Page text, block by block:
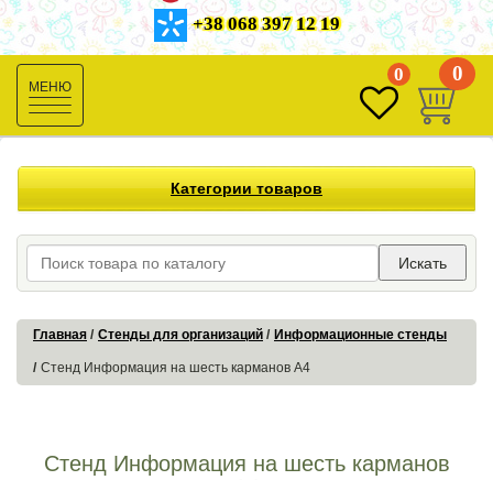
+38 068 397 12 19
Toggle
navigation
0 0
Категории товаров
Искать
Главная Стенды для организаций Информационные стенды
Стенд Информация на шесть карманов А4
Стенд Информация на шесть карманов